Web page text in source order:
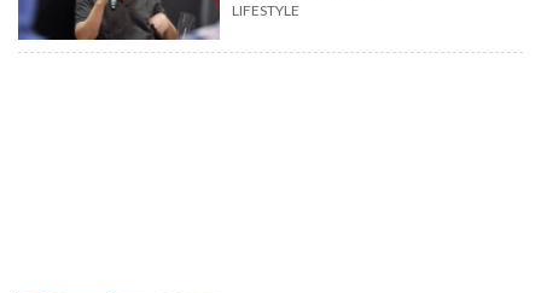
LIFESTYLE